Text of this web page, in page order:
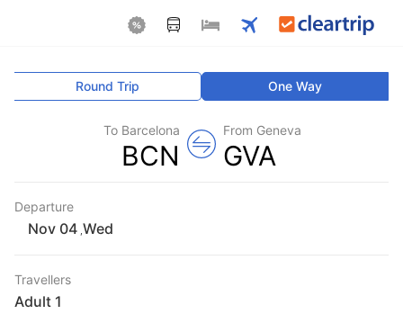
One Way
Round Trip
From Geneva
GVA
To Barcelona
BCN
Departure
Wed
Travellers
1 Adult